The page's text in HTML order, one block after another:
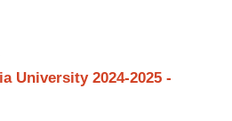
University 2024-2025 -